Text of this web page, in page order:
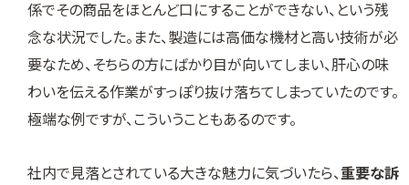
係でその商品をほとんど口にすることができない、という残
念な状況でした。また、製造には高価な機材と高い技術が必
要なため、そちらの方にばかり目が向いてしまい、肝心の味
わいを伝える作業がすっぽり抜け落ちてしまっていたのです。
極端な例ですが、こういうこともあるのです。
社内で見落とされている大きな魅力に気づいたら、重要な訴